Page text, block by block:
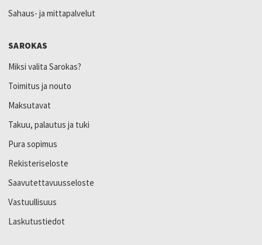
Sahaus- ja mittapalvelut
SAROKAS
Miksi valita Sarokas?
Toimitus ja nouto
Maksutavat
Takuu, palautus ja tuki
Pura sopimus
Rekisteriseloste
Saavutettavuusseloste
Vastuullisuus
Laskutustiedot